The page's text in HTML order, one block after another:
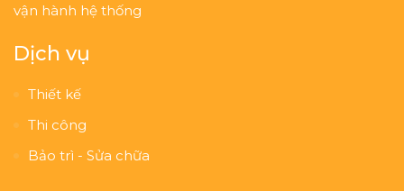
vận hành hệ thống
Dịch vụ
Thiết kế
Thi công
Bảo trì - Sửa chữa